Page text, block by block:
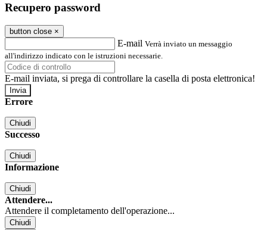
Recupero password
button close ×
E-mail Verrà inviato un messaggio
all'indirizzo indicato con le istruzioni necessarie.
E-mail inviata, si prega di controllare la casella di posta elettronica!
Errore
Chiudi
Successo
Chiudi
Informazione
Chiudi
Attendere...
Attendere il completamento dell'operazione...
Chiudi